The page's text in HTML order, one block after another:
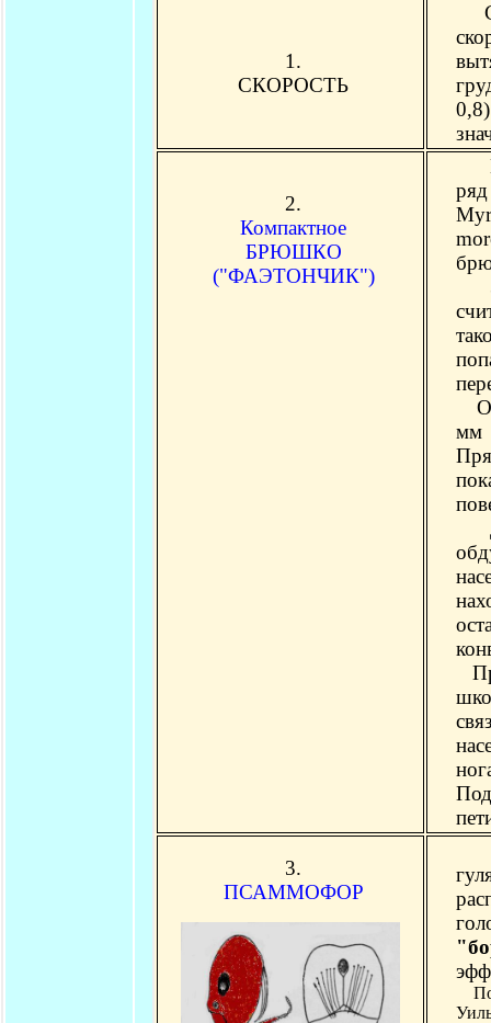
1.
СКОРОСТЬ
2.
Компактное
БРЮШКО
("ФАЭТОНЧИК")
мм
3.
ПСАММОФОР